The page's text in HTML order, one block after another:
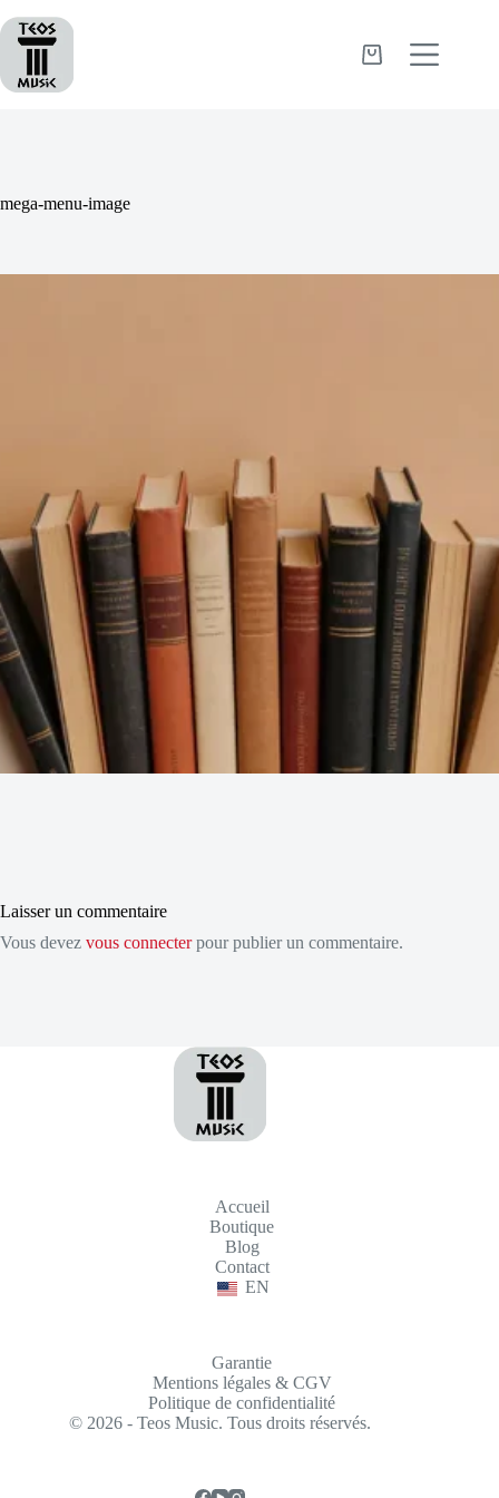
au
contenu
Panier
mega-menu-image
Laisser un commentaire
Vous devez vous connecterpour publier un commentaire.
Accueil
Boutique
Blog
Contact
EN
Garantie
Mentions légales & CGV
Politique de confidentialité
© 2026 - Teos Music. Tous droits réservés.